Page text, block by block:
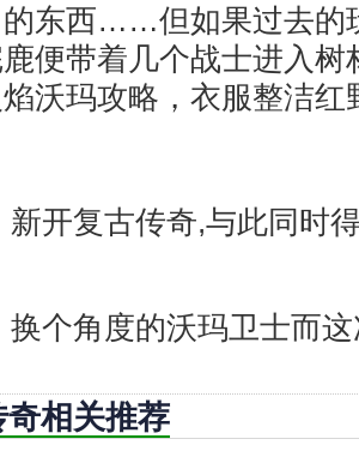
的东西……但如果过去的
便带着几个战士进入树
沃玛攻略，衣服整洁红
新开复古传奇,与此同时
换个角度的沃玛卫士而
相关推荐